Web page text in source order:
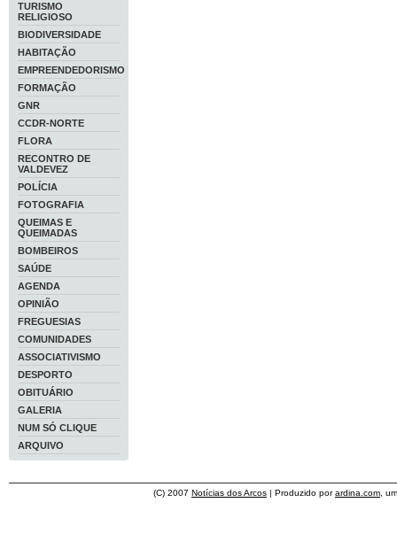
TURISMO
RELIGIOSO
BIODIVERSIDADE
HABITAÇÃO
EMPREENDEDORISMO
FORMAÇÃO
GNR
CCDR-NORTE
FLORA
RECONTRO DE
VALDEVEZ
POLÍCIA
FOTOGRAFIA
QUEIMAS E
QUEIMADAS
BOMBEIROS
SAÚDE
AGENDA
OPINIÃO
FREGUESIAS
COMUNIDADES
ASSOCIATIVISMO
DESPORTO
OBITUÁRIO
GALERIA
NUM SÓ CLIQUE
ARQUIVO
(C) 2007 Notícias dos Arcos | Produzido porardina.com ,